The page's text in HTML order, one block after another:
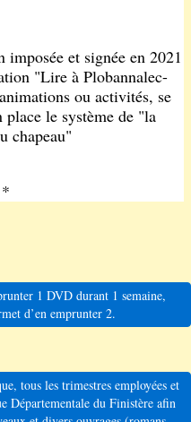
imposée et signée en 2021
"Lire à Plobannalec-
ou activités, se
le système de "la
chapeau"
1 DVD durant 1 semaine,
d’en emprunter 2.
tous les trimestres employées et
Départementale du Finistère afin